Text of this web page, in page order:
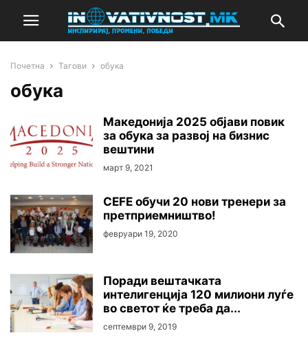
Почетна Тагови обука
обука
Македонија 2025 објави повик
за обука за развој на бизнис
вештини
март 9, 2021
CEFE обучи 20 нови тренери за
претприемништво!
февруари 19, 2020
Поради вештачката
интелигенција 120 милиони луѓе
во светот ќе треба да...
септември 9, 2019